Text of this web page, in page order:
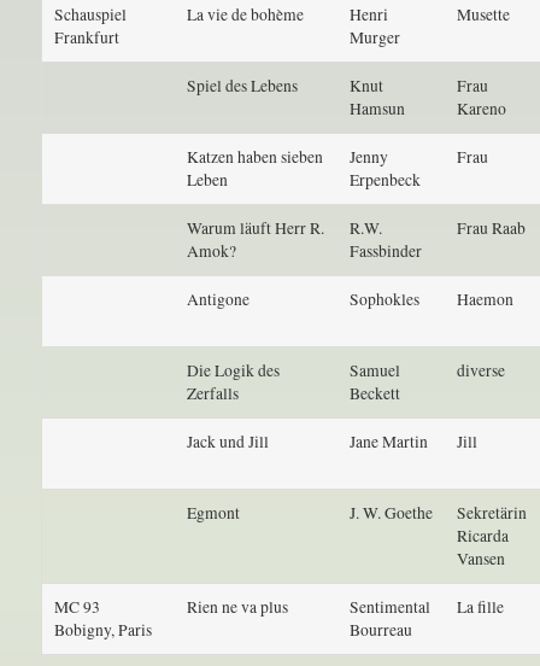
Schauspiel
Frankfurt
La vie de bohème
Henri
Murger
Musette
Spiel des Lebens
Knut
Hamsun
Frau
Kareno
Katzen haben sieben
Leben
Jenny
Erpenbeck
Frau
Warum läuft Herr R.
Amok?
R.W.
Fassbinder
Frau Raab
Antigone Sophokles Haemon
Die Logik des
Zerfalls
Samuel
Beckett
diverse
Jack und Jill Jane Martin Jill
Egmont J. W. Goethe
Sekretärin
Ricarda
Vansen
MC 93
Bobigny, Paris
Rien ne va plus
Sentimental
Bourreau
La fille